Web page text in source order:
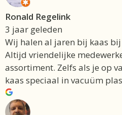
Ronald Regelink
3 jaar geleden
Wij halen al jaren bij kaas bij
Altijd vriendelijke
assortiment. Zelfs als je op
kaas speciaal in vacuüm